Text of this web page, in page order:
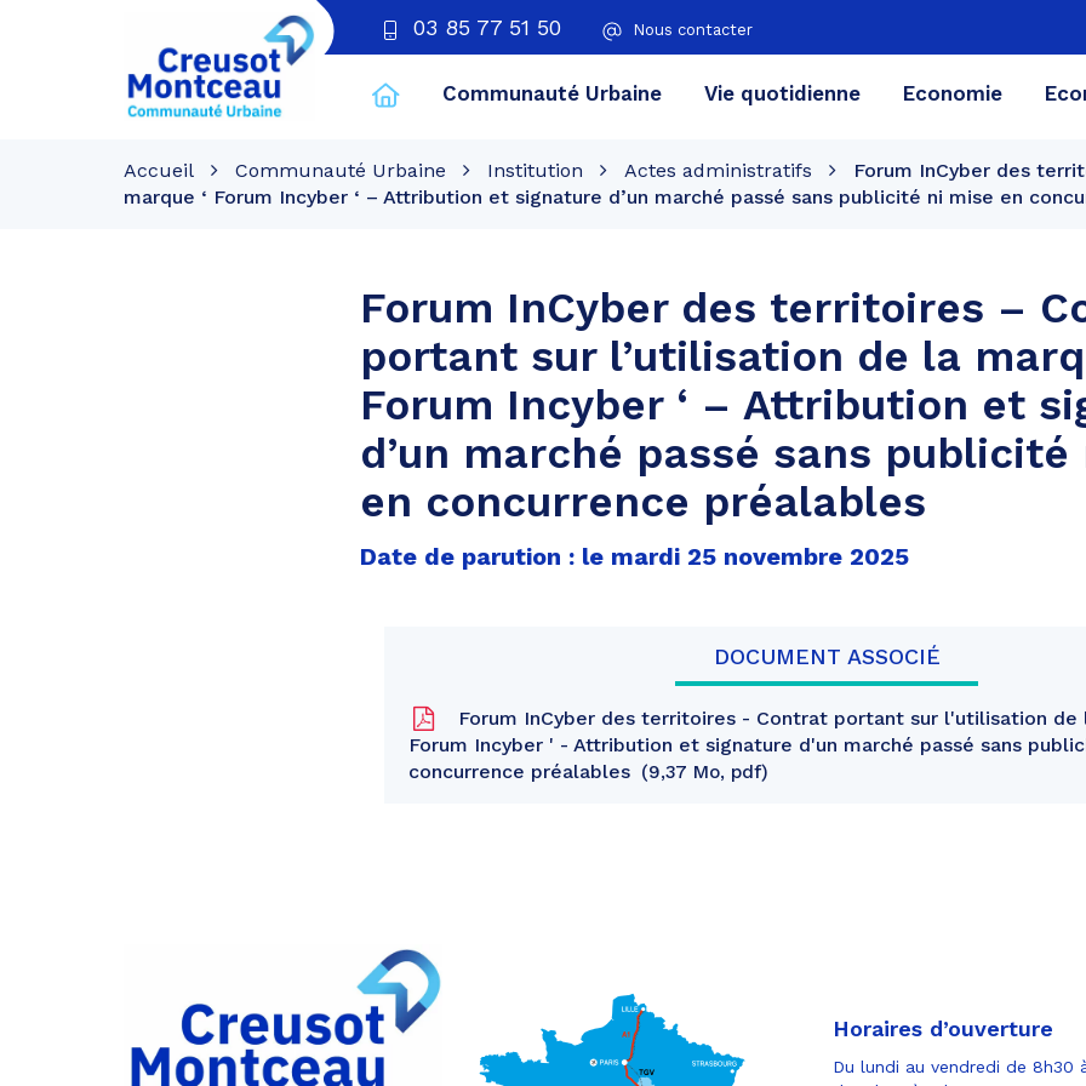
03 85 77 51 50 Nous contacter
Creusot
Montceau
Communauté Urbaine Vie quotidienne Economie
Accueil Communauté Urbaine Institution Actes administratifs
Forum InCyber des
marque ‘ Forum Incyber ‘ – Attribution et signature d’un marché passé sans publicité ni mise en
Forum InCyber des territoires –
portant sur l’utilisation de la
Forum Incyber ‘ – Attribution et
d’un marché passé sans publicité
en concurrence préalables
Date de parution : le mardi 25 novembre 2025
DOCUMENT ASSOCIÉ
Forum InCyber des territoires - Contrat portant sur l'utilisation de
Forum Incyber ' - Attribution et signature d'un marché passé sans
concurrence préalables
9,37 Mo, pdf
Partager
sur
Facebook
Partager
Horaires d’ouverture
Du lundi au vendredi de 8h30